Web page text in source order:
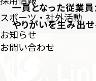
スポーツ・社外活動
お知らせ
お問い合わせ
一員となった従業員
やりがいを生み出